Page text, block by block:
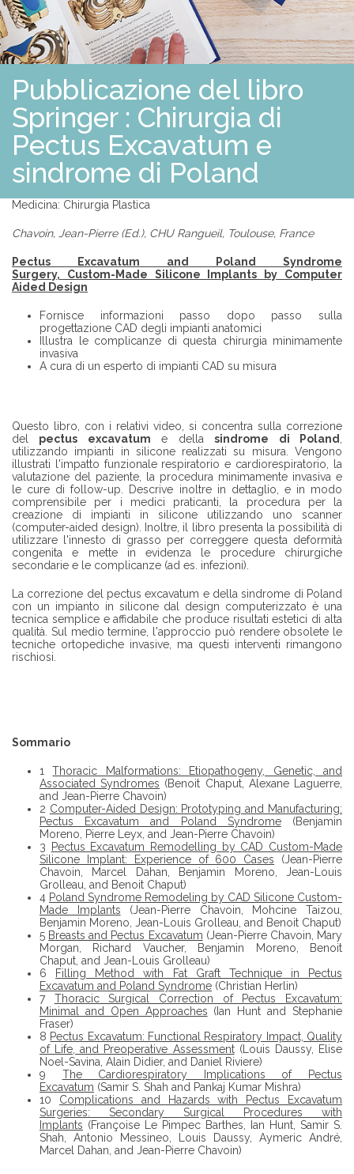
S
O
L
U
Z
I
O
N
I
P
R
O
F
S
I
N
I
S
T
A
A
T
R
O
V
A
R
E
U
N
C
R
U
R
G
O
Pubblicazione del libro
Springer : Chirurgia di
Pectus Excavatum e
sindrome di Poland
Medicina: Chirurgia Plastica
Chavoin, Jean-Pierre (Ed.), CHU Rangueil, Toulouse, France
Pectus Excavatum and Poland Syndrome
Surgery, Custom-Made Silicone Implants by Computer
Aided Design
Fornisce informazioni passo dopo passo sulla
progettazione CAD degli impianti anatomici
Illustra le complicanze di questa chirurgia minimamente
invasiva
A cura di un esperto di impianti CAD su misura
Questo libro, con i relativi video, si concentra sulla correzione
del pectus excavatum e dellasindrome di Poland
utilizzando impianti in silicone realizzati su misura. Vengono
illustrati l'impatto funzionale respiratorio e cardiorespiratorio, la
valutazione del paziente, la procedura minimamente invasiva e
le cure di follow-up. Descrive inoltre in dettaglio, e in modo
comprensibile per i medici praticanti, la procedura per la
creazione di impianti in silicone utilizzando uno scanner
(computer-aided design). Inoltre, il libro presenta la possibilità di
utilizzare l'innesto di grasso per correggere questa deformità
congenita e mette in evidenza le procedure chirurgiche
secondarie e le complicanze (ad es. infezioni).
La correzione del pectus excavatum e della sindrome di Poland
con un impianto in silicone dal design computerizzato è una
tecnica semplice e affidabile che produce risultati estetici di alta
qualità. Sul medio termine, l'approccio può rendere obsolete le
tecniche ortopediche invasive, ma questi interventi rimangono
rischiosi.
Sommario
1Thoracic Malformations: Etiopathogeny, Genetic, and
Associated Syndromes (Benoit Chaput, Alexane Laguerre,
and Jean-Pierre Chavoin)
2 Computer-Aided Design: Prototyping and Manufacturing:
Pectus Excavatum and Poland Syndrome(Benjamin
Moreno, Pierre Leyx, and Jean-Pierre Chavoin)
3 Pectus Excavatum Remodelling by CAD Custom-Made
Silicone Implant: Experience of 600 Cases (Jean-Pierre
Chavoin, Marcel Dahan, Benjamin Moreno, Jean-Louis
Grolleau, and Benoit Chaput)
4 Poland Syndrome Remodeling by CAD Silicone Custom-
Made Implants (Jean-Pierre Chavoin, Mohcine Taizou,
Benjamin Moreno, Jean-Louis Grolleau, and Benoit Chaput)
5 Breasts and Pectus Excavatum (Jean-Pierre Chavoin, Mary
Morgan, Richard Vaucher, Benjamin Moreno, Benoit
Chaput, and Jean-Louis Grolleau)
6 Filling Method with Fat Graft Technique in Pectus
Excavatum and Poland Syndrome (Christian Herlin)
7 Thoracic Surgical Correction of Pectus Excavatum:
Minimal and Open Approaches (Ian Hunt and Stephanie
Fraser)
8 Pectus Excavatum: Functional Respiratory Impact, Quality
of Life, and Preoperative Assessment(Louis Daussy, Elise
Noel-Savina, Alain Didier, and Daniel Riviere)
9 The Cardiorespiratory Implications of Pectus
Excavatum (Samir S. Shah and Pankaj Kumar Mishra)
10 Complications and Hazards with Pectus Excavatum
Surgeries: Secondary Surgical Procedures with
Implants (Françoise Le Pimpec Barthes, Ian Hunt, Samir S.
Shah, Antonio Messineo, Louis Daussy, Aymeric André,
Marcel Dahan, and Jean-Pierre Chavoin)